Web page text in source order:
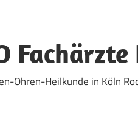
Ohren-Heilkunde in Köln